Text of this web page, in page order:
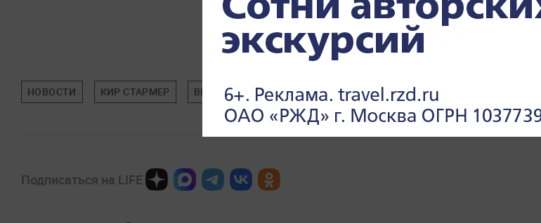
НОВОСТИ КИР СТАРМЕР ВЕЛИКОБРИТАНИЯ КИРИЛЛ ДМИТРИЕВ МИРОВАЯ ПОЛИТИКА
Подписаться на LIFE